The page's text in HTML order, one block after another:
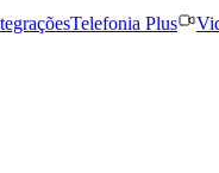
Telefonia Plus